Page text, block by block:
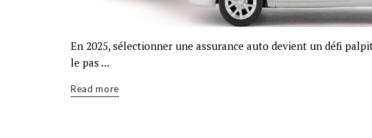
En 2025, sélectionner une assurance auto devient un défi
le pas ...
Read more